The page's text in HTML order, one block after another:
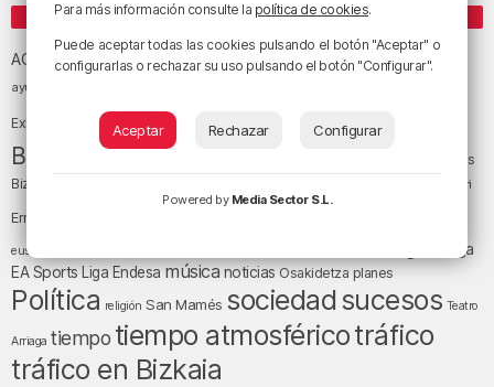
ETIQUETAS
ACB Athletic Club Athletic Club de Bilbao
ayuntamiento de Bilbao
Exhibition Center) Bilbao Bilbao Basket Bizkaia
Bizkaia y sus comarcas
Cáritas
Bizkaia
Enkarterri
Ernesto Valverde Euskadi (País Vasco)
euskera
LaLiga
EA Sports
Liga Endesa música noticias Osakidetza planes
Política religión San Mamés sociedad sucesos Teatro
Arriaga tiempo tiempo atmosféricotráfico
tráfico en Bizkaia
Para más información consulte la política de cookies.
Puede aceptar todas las cookies pulsando el botón "Aceptar" o
configurarlas o rechazar su uso pulsando el botón "Configurar".
Aceptar Rechazar Configurar
Powered by Media Sector S.L.